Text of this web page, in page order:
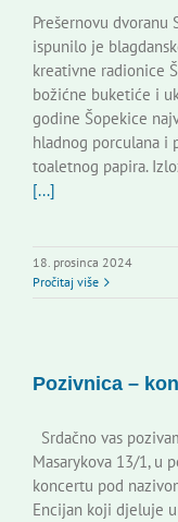
Prešernovu dvoranu
ispunilo je
kreativne radionice
božićne buketiće i
godine Šopekice
hladnog porculana i
toaletnog papira.
[...]
18. prosinca 2024
Pročitaj više
Pozivnica –
Srdačno vas
Masarykova 13/1, u
koncertu pod
Encijan koji djeluje